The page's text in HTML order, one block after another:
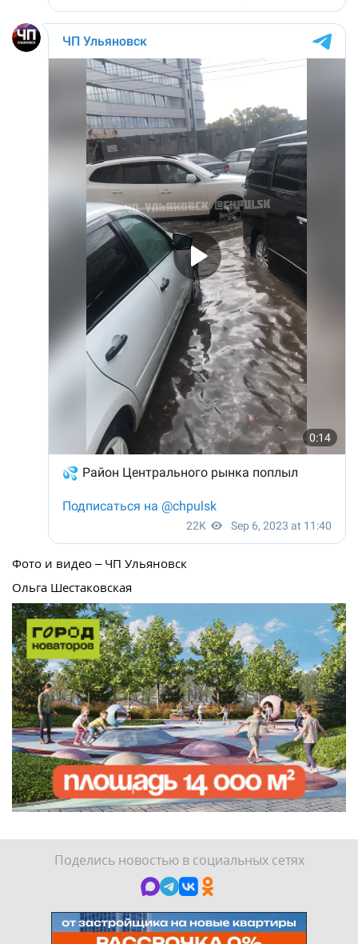
Фото и видео – ЧП Ульяновск
Ольга Шестаковская
Поделись новостью в социальных сетях